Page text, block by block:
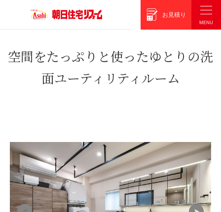
お見積り
空間をたっぷりと使ったゆとりの洗
面ユーティリティルーム